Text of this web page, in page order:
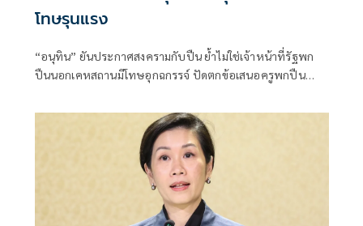
โทษรุนแรง
“อนุทิน” ยันประกาศสงครามกับปืน ย้ำไม่ใช่เจ้าหน้าที่รัฐพก
ปืนนอกเคหสถานมีโทษอุกฉกรรจ์ ปัดตกข้อเสนอครูพกปืน
เจ้าของเป็นผู้ต้องหาร่วม